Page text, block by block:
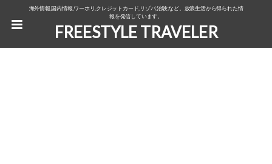
海外情報,国内情報,ワーホリ,クレジットカード,リゾバ,治験,など。放浪生活から得られた情
報を発信しています。
FREESTYLE TRAVELER